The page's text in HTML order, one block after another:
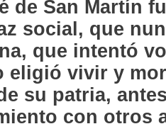
de San Martín
social, que
que intentó
eligió vivir y
su patria,
con otros